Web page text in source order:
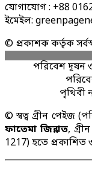
যোগাযোগ : +88
ইমেইল:
© প্রকাশক কর্তৃক
পরিবেশ দূষন
পৃথিবী
© স্বত্ব গ্রীন পেইজ
ফাতেমা জিন্নাত,
1217) হতে প্রকাশিত